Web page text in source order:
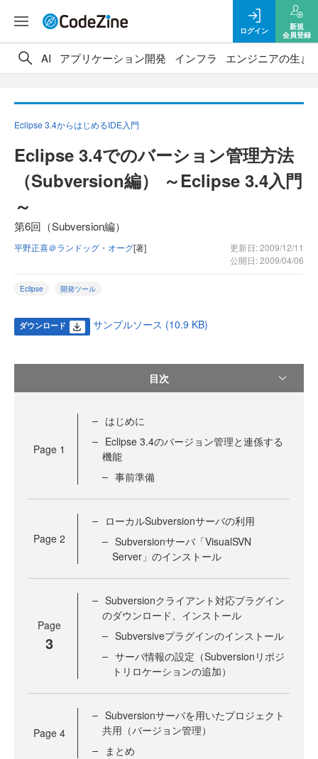
ログイン
新規
会員登録
AI アプリケーション開発 インフラ エンジニアの生き
Eclipse 3.4からはじめるIDE入門
Eclipse 3.4でのバーション管理方法
（Subversion編） ～Eclipse 3.4入門
～
第6回（Subversion編）
平野正喜＠ランドッグ・オーグ[著]
更新日: 2009/12/11
公開日: 2009/04/06
Eclipse 開発ツール
ダウンロード サンプルソース (10.9 KB)
目次
Page 1
はじめに
Eclipse 3.4のバージョン管理と連係する
機能
事前準備
Page 2
ローカルSubversionサーバの利用
Subversionサーバ「VisualSVN
Server」のインストール
Page
3
Subversionクライアント対応プラグイン
のダウンロード、インストール
Subversiveプラグインのインストール
サーバ情報の設定（Subversionリポジ
トリロケーションの追加）
Page 4
Subversionサーバを用いたプロジェクト
共用（バージョン管理）
まとめ